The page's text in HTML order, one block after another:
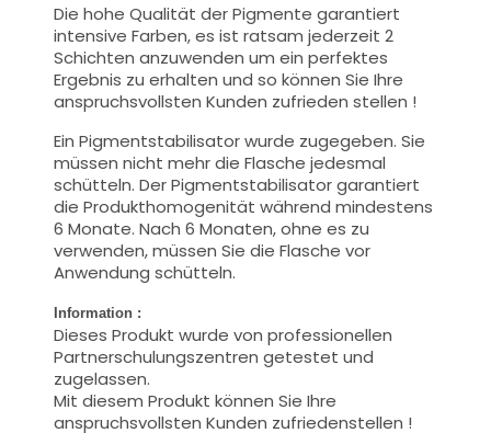
Die hohe Qualität der Pigmente garantiert
intensive Farben, es ist ratsam jederzeit 2
Schichten anzuwenden um ein perfektes
Ergebnis zu erhalten und so können Sie Ihre
anspruchsvollsten Kunden zufrieden stellen !
Ein Pigmentstabilisator wurde zugegeben. Sie
müssen nicht mehr die Flasche jedesmal
schütteln. Der Pigmentstabilisator garantiert
die Produkthomogenität während mindestens
6 Monate. Nach 6 Monaten, ohne es zu
verwenden, müssen Sie die Flasche vor
Anwendung schütteln.
Information :
Dieses Produkt wurde von professionellen
Partnerschulungszentren getestet und
zugelassen.
Mit diesem Produkt können Sie Ihre
anspruchsvollsten Kunden zufriedenstellen !